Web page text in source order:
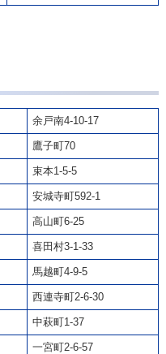
余戸南4-10-17
鷹子町70
束本1-5-5
安城寺町592-1
高山町6-25
喜田村3-1-33
馬越町4-9-5
西連寺町2-6-30
中萩町1-37
一宮町2-6-57